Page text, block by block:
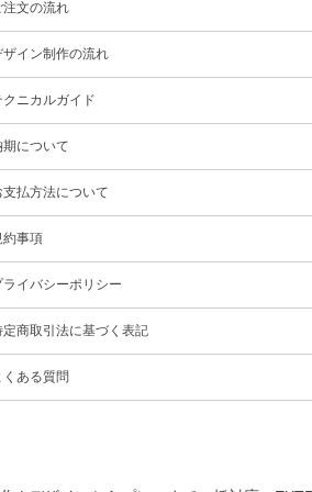
注文の流れ
ザイン制作の流れ
クニカルガイド
期について
支払方法について
約事項
ライバシーポリシー
定商取引法に基づく表記
くある質問